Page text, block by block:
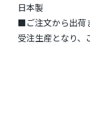
日本製
■ご注文から出荷
受注生産となり